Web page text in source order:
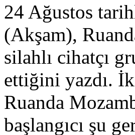
24 Ağustos
(Akşam),
silahlı cihatçı
ettiğini yazdı.
Ruanda
başlangıcı şu